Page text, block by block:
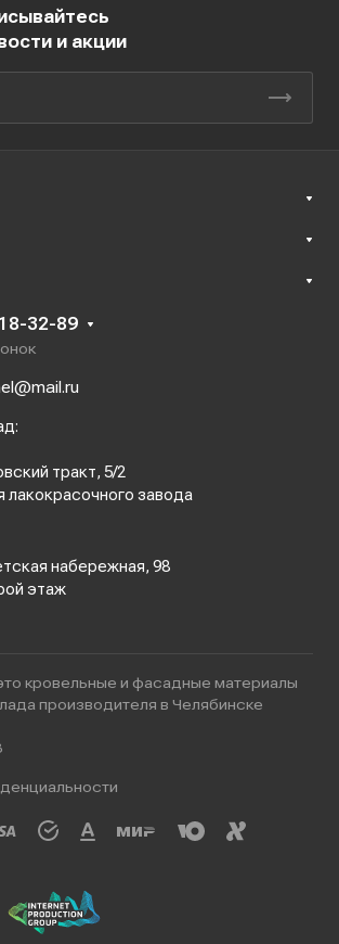
и акции
32-89
тракт, 5/2
лакокрасочного завода
набережная, 98
этаж
кровельные и фасадные материалы
производителя в Челябинске